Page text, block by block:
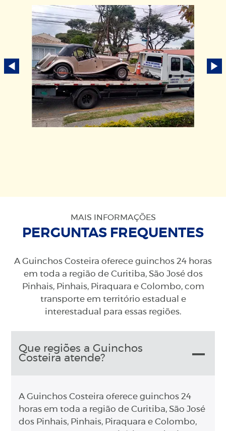
MAIS INFORMAÇÕES
PERGUNTAS FREQUENTES
A Guinchos Costeira oferece guinchos 24 horas
em toda a região de Curitiba, São José dos
Pinhais, Pinhais, Piraquara e Colombo, com
transporte em território estadual e
interestadual para essas regiões.
Que regiões a Guinchos
Costeira atende?
A Guinchos Costeira oferece guinchos 24
horas em toda a região de Curitiba, São José
dos Pinhais, Pinhais, Piraquara e Colombo,